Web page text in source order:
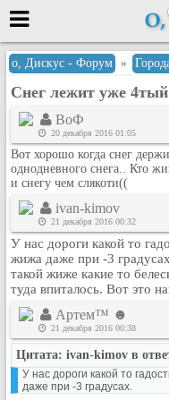
Меню
или войти через
Вход с 7ooo.ru
Регистрация
Забыли пароль?
Данные авторизации
сайтом 7ooo.ru
Форумы
Главная
Поиск
Новые сообщения
Беседы
Игры
о, Дискус - Форум »
Снег лежит уже
ВоФ
20 декабря 2016 01:05
Вот хорошо когда снег
однодневного снега.. Кто
и снегу чем слякоти((
ivan-kimov
21 декабря 2016 00:32
У нас дороги какой то
жижа даже при -3
такой жиже какие то
туда впиталось. Вот это
Артем™ ☻
21 декабря 2016 00:38
Цитата: ivan-kimov в
У нас дороги какой то
даже при -3 градусах.